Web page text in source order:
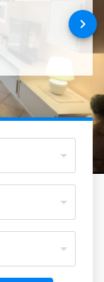
keyboard_arrow_right